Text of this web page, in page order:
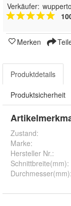
Verkäufer:
Merken
Produktdetails
Produktsicherheit
Zustand:
Marke:
Hersteller Nr.:
Schnittbreite(mm):
Durchmesser(mm):